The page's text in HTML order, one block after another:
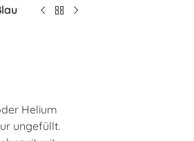
Helium
ungefüllt.